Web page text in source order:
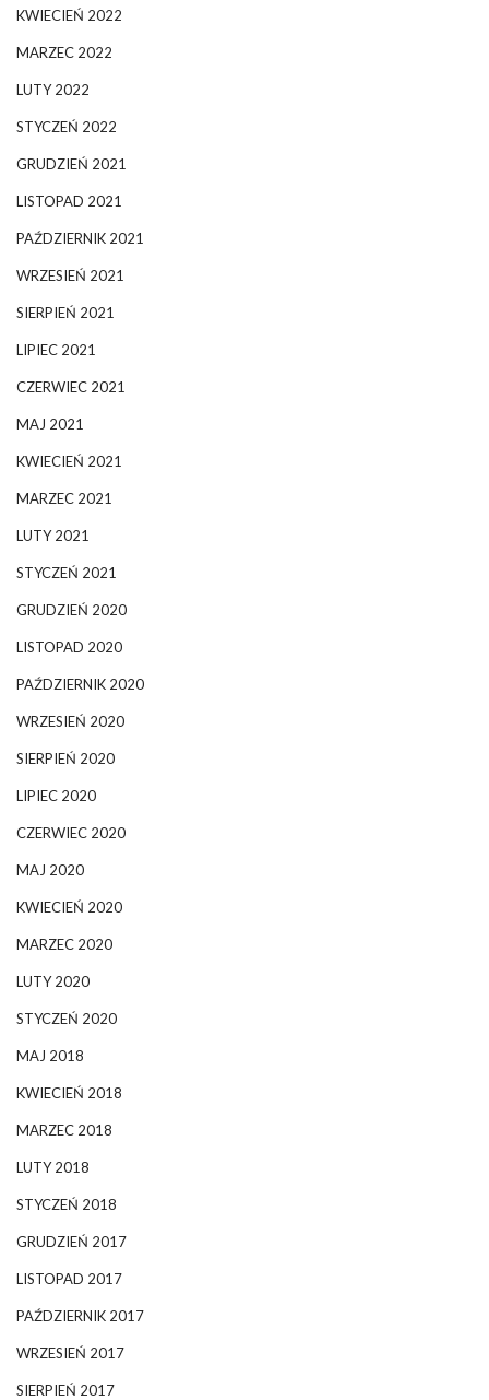
KWIECIEŃ 2022
MARZEC 2022
LUTY 2022
STYCZEŃ 2022
GRUDZIEŃ 2021
LISTOPAD 2021
PAŹDZIERNIK 2021
WRZESIEŃ 2021
SIERPIEŃ 2021
LIPIEC 2021
CZERWIEC 2021
MAJ 2021
KWIECIEŃ 2021
MARZEC 2021
LUTY 2021
STYCZEŃ 2021
GRUDZIEŃ 2020
LISTOPAD 2020
PAŹDZIERNIK 2020
WRZESIEŃ 2020
SIERPIEŃ 2020
LIPIEC 2020
CZERWIEC 2020
MAJ 2020
KWIECIEŃ 2020
MARZEC 2020
LUTY 2020
STYCZEŃ 2020
MAJ 2018
KWIECIEŃ 2018
MARZEC 2018
LUTY 2018
STYCZEŃ 2018
GRUDZIEŃ 2017
LISTOPAD 2017
PAŹDZIERNIK 2017
WRZESIEŃ 2017
SIERPIEŃ 2017